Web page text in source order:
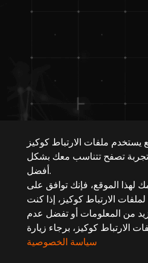
يستخدم ملفات الارتباط كوكيز
تصفح تتناسب معك بشكل
أفضل.
لهذا الموقع، فإنك توافق على
الارتباط كوكيز، إذا كنت
من المعلومات أو تفضل عدم
الارتباط كوكيز، برجاء زيارة
سياسة الخصوصية